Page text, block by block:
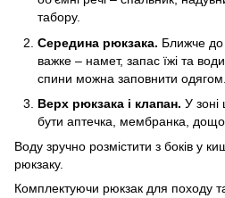
табору.
Середина рюкзака. Ближче до
важке – намет, запас їжі та
спини можна заповнити одягом.
Верх рюкзака і клапан. У зоні
бути аптечка, мембранка,
Воду зручно розмістити з боків у
рюкзаку.
Комплектуючи рюкзак для походу